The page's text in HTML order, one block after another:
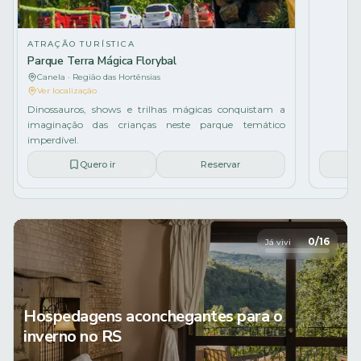
ATRAÇÃO TURÍSTICA
Parque Terra Mágica Florybal
Canela · Região das Hortênsias
Ver localização
Dinossauros, shows e trilhas mágicas conquistam a
imaginação das crianças neste parque temático
imperdível.
Quero ir Reservar
Já vivi 0/16
Hospedagens aconchegantes para o
inverno no RS